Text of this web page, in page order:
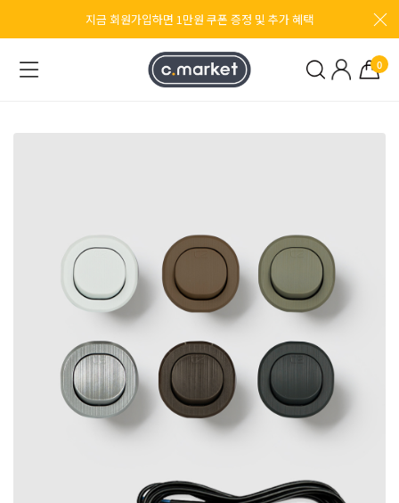
지금 회원가입하면 1만원 쿠폰 증정 및 추가 혜택
0